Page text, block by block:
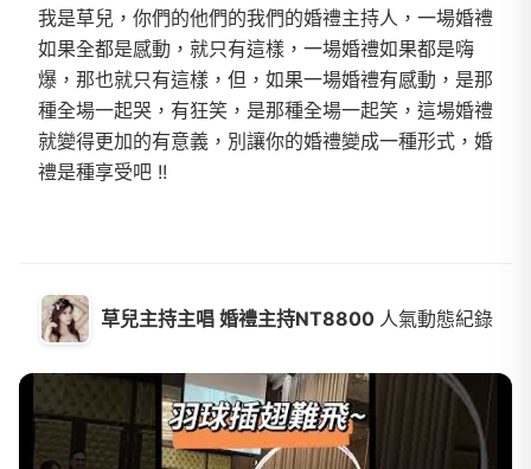
我是草兒，你們的他們的我們的婚禮主持人，一場婚禮
如果全都是感動，就只有這樣，一場婚禮如果都是嗨
爆，那也就只有這樣，但，如果一場婚禮有感動，是那
種全場一起哭，有狂笑，是那種全場一起笑，這場婚禮
就變得更加的有意義，別讓你的婚禮變成一種形式，婚
禮是種享受吧 !!
草兒主持主唱 婚禮主持NT8800 人氣動態紀錄